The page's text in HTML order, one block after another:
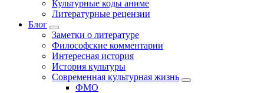
Культурные коды аниме
Литературные рецензии
Блог
Заметки о литературе
Философские комментарии
Интересная история
История культуры
Современная культурная жизнь
ФМО